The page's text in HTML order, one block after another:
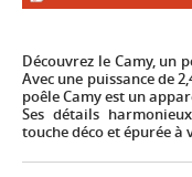
Découvrez le Camy, un
Avec une puissance de
poêle Camy est un
Ses détails
touche déco et épurée à